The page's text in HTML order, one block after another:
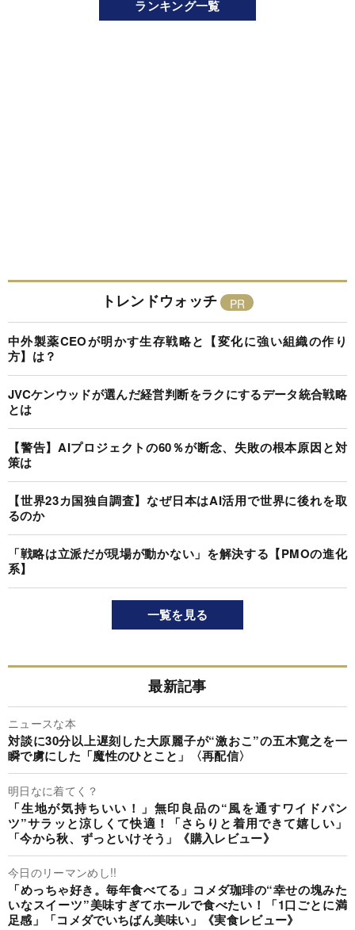
ランキング一覧
トレンドウォッチ
中外製薬CEOが明かす生存戦略と【変化に強い組織の作り
方】は？
JVCケンウッドが選んだ経営判断をラクにするデータ統合戦略
とは
【警告】AIプロジェクトの60％が断念、失敗の根本原因と対
策は
【世界23カ国独自調査】なぜ日本はAI活用で世界に後れを取
るのか
「戦略は立派だが現場が動かない」を解決する【PMOの進化
系】
一覧を見る
最新記事
ニュースな本
対談に30分以上遅刻した大原麗子が“激おこ”の五木寛之を一
瞬で虜にした「魔性のひとこと」〈再配信〉
明日なに着てく？
「生地が気持ちいい！」無印良品の“風を通すワイドパン
ツ”サラッと涼しくて快適！「さらりと着用できて嬉しい」
「今から秋、ずっといけそう」《購入レビュー》
今日のリーマンめし!!
「めっちゃ好き。毎年食べてる」コメダ珈琲の“幸せの塊みた
いなスイーツ”美味すぎてホールで食べたい！「1口ごとに満
足感」「コメダでいちばん美味い」《実食レビュー》